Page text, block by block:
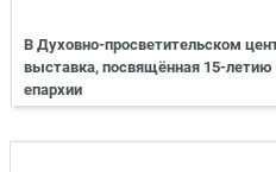
В Духовно-просветительском
выставка, посвящённая 15-летию
епархии